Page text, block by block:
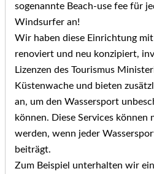
sogenannte Beach-use fee für
Windsurfer an!
Wir haben diese Einrichtung
renoviert und neu konzipiert,
Lizenzen des Tourismus
Küstenwache und bieten
an, um den Wassersport
können. Diese Services
werden, wenn jeder
beiträgt.
Zum Beispiel unterhalten wir